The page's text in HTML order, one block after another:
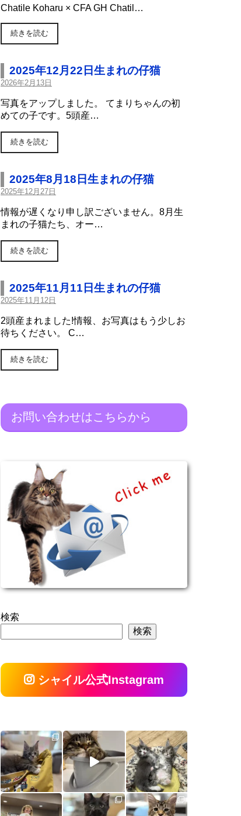
Chatile Koharu × CFA GH Chatil…
続きを読む
2025年12月22日生まれの仔猫
2026年2月13日
写真をアップしました。 てまりちゃんの初
めての子です。5頭産…
続きを読む
2025年8月18日生まれの仔猫
2025年12月27日
情報が遅くなり申し訳ございません。8月生
まれの子猫たち、オー…
続きを読む
2025年11月11日生まれの仔猫
2025年11月12日
2頭産まれました!情報、お写真はもう少しお
待ちください。 C…
続きを読む
お問い合わせはこちらから
検索
検索
シャイル公式Instagram